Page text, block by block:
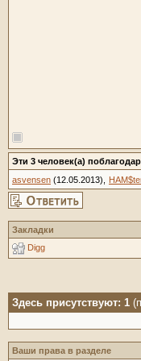
Эти 3 человек(а)
asvensen (12.05.2013),
Закладки
Digg
Здесь присутствуют: 1
Ваши права в разделе